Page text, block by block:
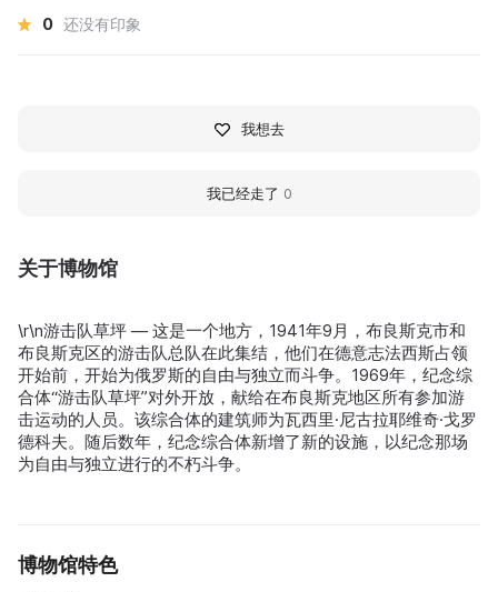
关于博物馆
\r\n游击队草坪 — 这是一个地方，1941年9月，布良斯克市和
布良斯克区的游击队总队在此集结，他们在德意志法西斯占领
开始前，开始为俄罗斯的自由与独立而斗争。1969年，纪念综
合体“游击队草坪”对外开放，献给在布良斯克地区所有参加游
击运动的人员。该综合体的建筑师为瓦西里·尼古拉耶维奇·戈罗
德科夫。随后数年，纪念综合体新增了新的设施，以纪念那场
为自由与独立进行的不朽斗争。
博物馆特色
0 还没有印象
我想去
我已经走了 0